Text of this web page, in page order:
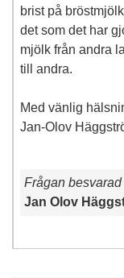
brist på
det som det har
mjölk från andra
till andra.
Med vänlig
Jan-Olov
Frågan besvarad
Jan Olov